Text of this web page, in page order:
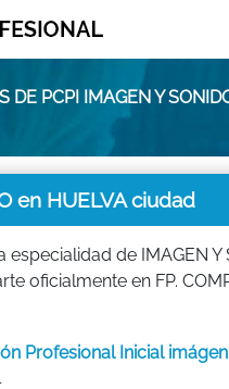
DE PCPI IMAGEN Y
en HUELVA ciudad
especialidad de IMAGEN
oficialmente en FP.
Profesional Inicial